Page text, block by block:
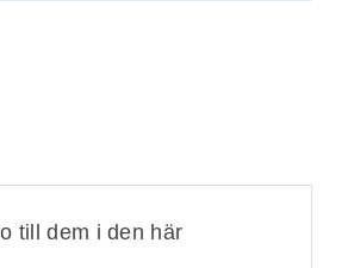
till dem i den här